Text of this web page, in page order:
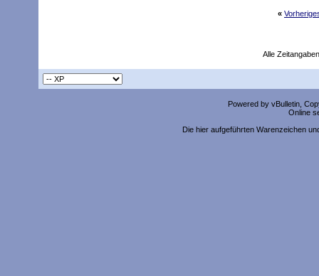
«
Alle
Powered by vBulletin,
Online
Die hier aufgeführten Warenzeichen